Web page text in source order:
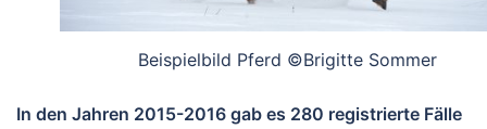
Beispielbild Pferd ©Brigitte Sommer
In den Jahren 2015-2016 gab es 280 registrierte Fälle